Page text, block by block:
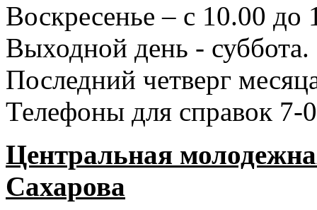
Воскресенье – с 10.00 до
Выходной день - суббота.
Последний четверг
Телефоны для справок 7-
Центральная
Сахарова